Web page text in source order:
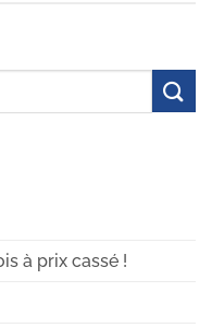
à prix cassé !